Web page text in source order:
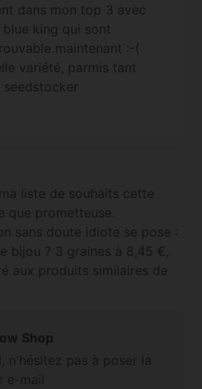
dans mon top 3 avec
blue king qui sont
maintenant :-(
variété, parmis tant
liste de souhaits cette
que prometteuse.
sans doute idiote se pose :
bijou ? 3 graines à 8,45 €,
aux produits similaires de
J'en profite pour vous dire
Shop